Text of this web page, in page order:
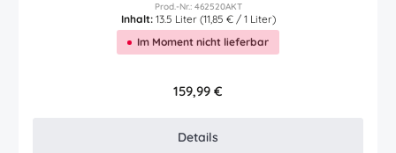
Prod.-Nr.: 462520AKT
Inhalt: 13.5 Liter (11,85 € / 1 Liter)
Im Moment nicht lieferbar
Regulärer Preis:
159,99 €
Details